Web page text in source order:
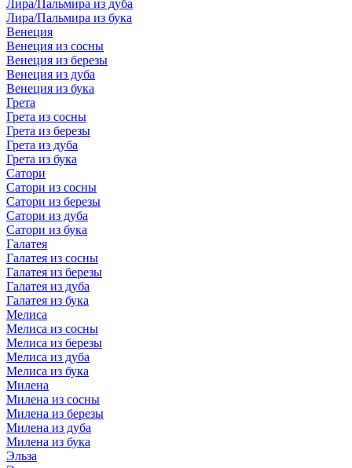
Лира/Пальмира из дуба
Лира/Пальмира из бука
Венеция
Венеция из сосны
Венеция из березы
Венеция из дуба
Венеция из бука
Грета
Грета из сосны
Грета из березы
Грета из дуба
Грета из бука
Сатори
Сатори из сосны
Сатори из березы
Сатори из дуба
Сатори из бука
Галатея
Галатея из сосны
Галатея из березы
Галатея из дуба
Галатея из бука
Мелиса
Мелиса из сосны
Мелиса из березы
Мелиса из дуба
Мелиса из бука
Милена
Милена из сосны
Милена из березы
Милена из дуба
Милена из бука
Эльза